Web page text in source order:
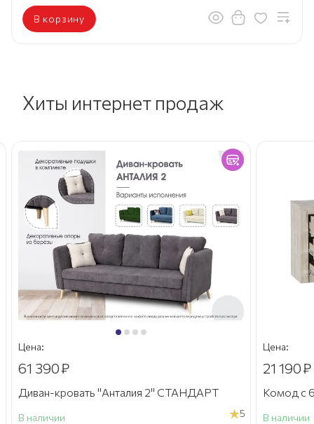
В корзину
Хиты интернет продаж
Цена:
61 390₽
Диван-кровать "Анталия 2" СТАНДАРТ
В наличии 5
Цена:
21 190₽
Комод с
В наличии